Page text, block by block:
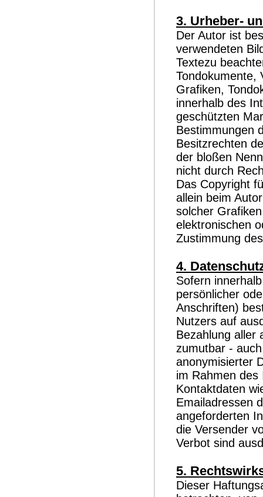
3. Urheber-
Der Autor ist
verwendeten
Textezu
Tondokumente,
Grafiken,
innerhalb des
geschützten
Bestimmungen
Besitzrechten
der bloßen
nicht durch
Das Copyright
allein beim
solcher
elektronischen
Zustimmung
4.
Sofern
persönlicher
Anschriften)
Nutzers auf
Bezahlung aller
zumutbar -
anonymisierter
im Rahmen des
Kontaktdaten
Emailadressen
angeforderten
die Versender
Verbot sind
5.
Dieser